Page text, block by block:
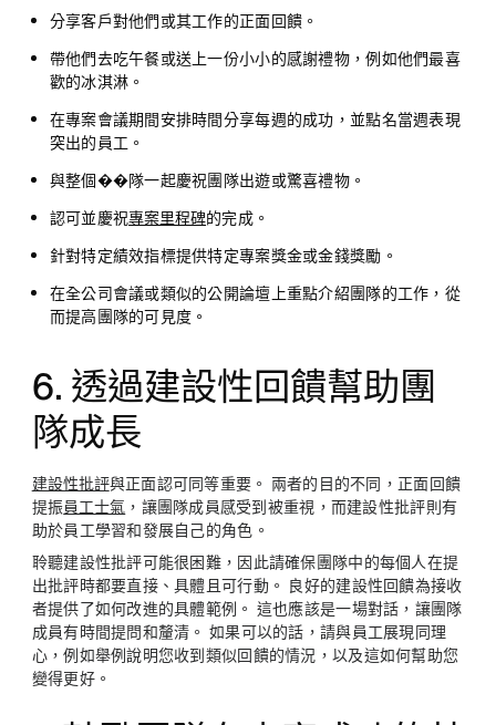
分享客戶對他們或其工作的正面回饋。
帶他們去吃午餐或送上一份小小的感謝禮物，例如他們最喜
歡的冰淇淋。
在專案會議期間安排時間分享每週的成功，並點名當週表現
突出的員工。
與整個��隊一起慶祝團隊出遊或驚喜禮物。
認可並慶祝專案里程碑的完成。
針對特定績效指標提供特定專案獎金或金錢獎勵。
在全公司會議或類似的公開論壇上重點介紹團隊的工作，從
而提高團隊的可見度。
6. 透過建設性回饋幫助團
隊成長
建設性批評與正面認可同等重要。 兩者的目的不同，正面回饋
提振員工士氣 ，讓團隊成員感受到被重視，而建設性批評則有
助於員工學習和發展自己的角色。
聆聽建設性批評可能很困難，因此請確保團隊中的每個人在提
出批評時都要直接、具體且可行動。 良好的建設性回饋為接收
者提供了如何改進的具體範例。 這也應該是一場對話，讓團隊
成員有時間提問和釐清。 如果可以的話，請與員工展現同理
心，例如舉例說明您收到類似回饋的情況，以及這如何幫助您
變得更好。